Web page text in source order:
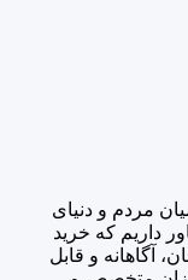
مردم و دنیای
داریم که خرید
آگاهانه و قابل